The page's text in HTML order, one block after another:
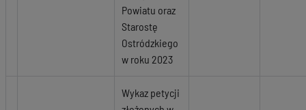
Powiatu oraz
Starostę
Ostródzkiego
w roku 2023
Wykaz petycji